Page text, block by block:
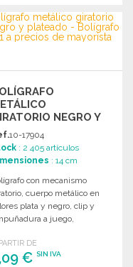
PEDIR
Solicitar un presupuesto
NEGRO Y
10-17904
: 2 405 artículos
: 14 cm
con mecanismo
cuerpo metálico en
plata y negro, clip y
a juego,
DE
€SIN IVA